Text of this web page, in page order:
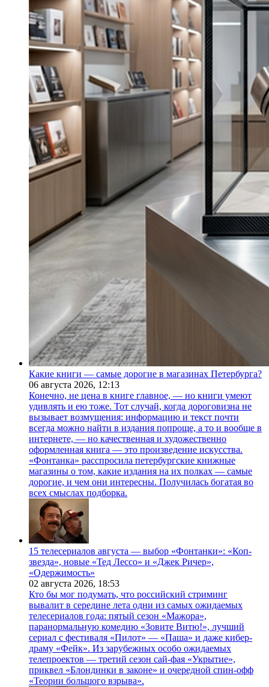
Какие книги — самые дорогие в магазинах Петербурга?
06 августа 2026, 12:13
Конечно, не цена в книге главное, — но книги умеют
удивлять и ею тоже. Тот случай, когда дороговизна не
вызывает возмущения: информацию и текст почти
всегда можно найти в издания попроще, а то и вообще в
интернете, — но качественная и художественно
оформленная книга — это произведение искусства.
«Фонтанка» расспросила петербургские книжные
магазины о том, какие издания на их полках — самые
дорогие, и чем они интересны. Получилась богатая во
всех смыслах подборка.
15 телесериалов августа — выбор «Фонтанки»: «Коп-
звезда», новые «Тед Лессо» и «Джек Ричер»,
«Одержимость»
02 августа 2026, 18:53
Кто бы мог подумать, что российский стриминг
вывалит в середине лета одни из самых ожидаемых
телесериалов года: пятый сезон «Мажора»,
паранормальную комедию «Зовите Витю!», лучший
сериал с фестиваля «Пилот» — «Паша» и даже кибер-
драму «Фейк». Из зарубежных особо ожидаемых
телепроектов — третий сезон сай-фая «Укрытие»,
приквел «Блондинки в законе» и очередной спин-офф
«Теории большого взрыва».